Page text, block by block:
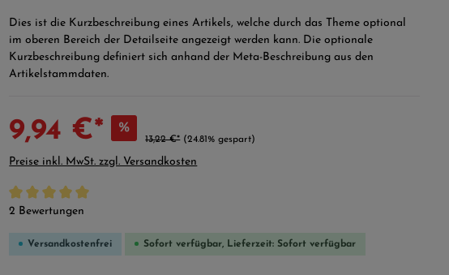
Dies ist die Kurzbeschreibung eines Artikels, welche durch das Theme optional
im oberen Bereich der Detailseite angezeigt werden kann. Die optionale
Kurzbeschreibung definiert sich anhand der Meta-Beschreibung aus den
Artikelstammdaten.
9,94 €* %
13,22 €* (24.81% gespart)
Preise inkl. MwSt. zzgl. Versandkosten
Durchschnittliche Bewertung von 5 von 5 Sternen
2 Bewertungen
Versandkostenfrei Sofort verfügbar, Lieferzeit: Sofort verfügbar